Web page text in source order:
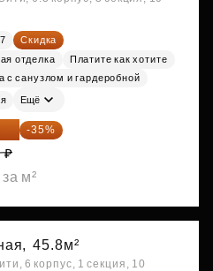
Скидка
отделка
Платите как хотите
с санузлом и гардеробной
Ещё
₽ -35%
₽
м²
45.8м²
6 корпус, 1 секция, 10